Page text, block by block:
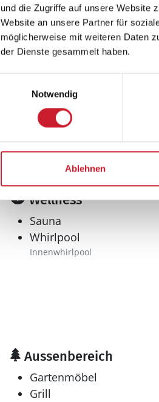
und die Zugriffe auf unsere Website
Website an unsere Partner für
möglicherweise mit weiteren Daten
der Dienste gesammelt haben.
Notwendig
Ablehnen
Küche
Dunstabzug
Extra Backofen
Kochplatten: 1
elektrische
Kühlschrank l
Mikrowelle
Tiefkühler: 0 l
Wasserkocher
Wellness
Sauna
Whirlpool
Innenwhirlpool
Aussenbereich
Gartenmöbel
Grill